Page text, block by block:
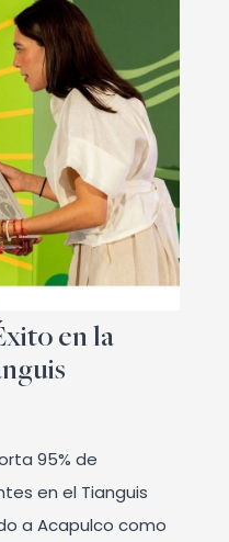
en la
95% de
en el Tianguis
a Acapulco como